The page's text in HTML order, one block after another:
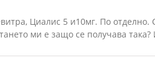
Циалис 5 и10мг. По отделно.
ми е защо се получава